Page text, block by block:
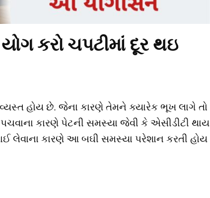
કરો ચપટીમાં દૂર થઇ
હોય છે. જેના કારણે તેમને ક્યારેક ભૂખ લાગે તો
કારણે પેટની સમસ્યા જેવી કે એસીડીટી થાય
લેવાના કારણે આ બઘી સમસ્યા પરેશાન કરતી હોય